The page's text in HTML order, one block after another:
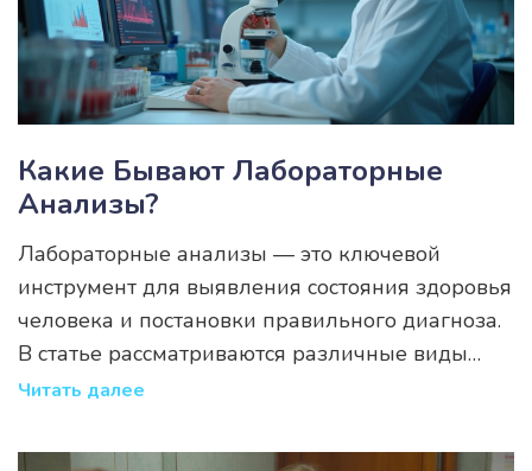
Какие Бывают Лабораторные
Анализы?
Лабораторные анализы — это ключевой
инструмент для выявления состояния здоровья
человека и постановки правильного диагноза.
В статье рассматриваются различные виды
тестов, включая анализы крови, мочи и
уникальные особенности. Также даются советы,
Читать далее